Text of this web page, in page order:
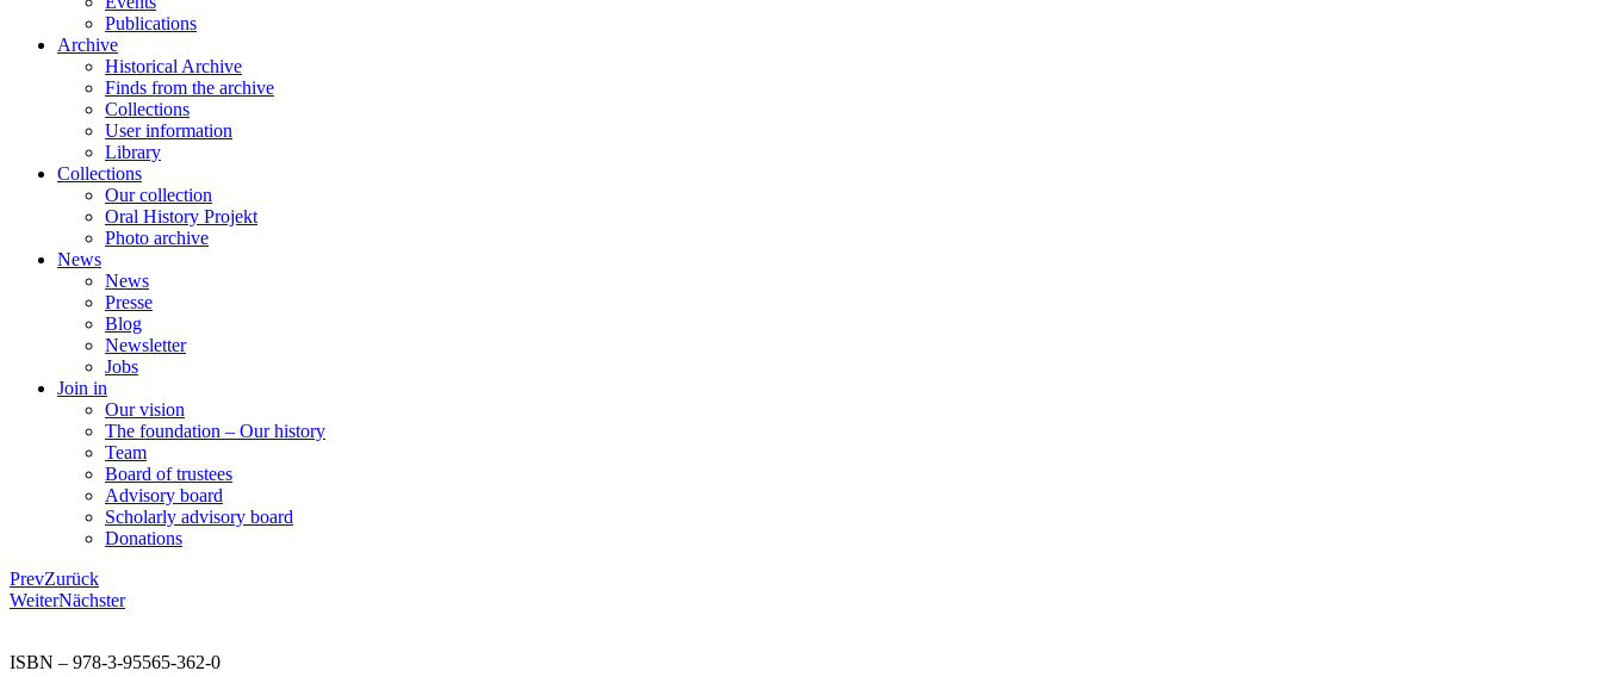
Publications
Archive
Historical Archive
Finds from the archive
Collections
User information
Library
Collections
Our collection
Oral History Projekt
Photo archive
News
News
Presse
Blog
Newsletter
Jobs
Join in
Our vision
The foundation – Our history
Team
Board of trustees
Advisory board
Scholarly advisory board
Donations
PrevZurück
WeiterNächster
ISBN – 978-3-95565-362-0